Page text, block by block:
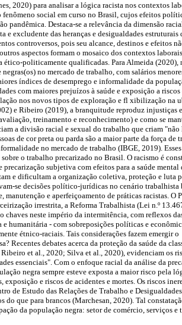
2020) para analisar a lógica racista nos contextos
fenômeno social em curso no Brasil, cujos efeitos
pandêmica. Destaca-se a relevância da dimensão
excludente das heranças e desigualdades estruturais
controversos, pois seu alcance, destinos e efeitos
aspectos formam o mosaico dos contextos
politicamente qualificadas. Para Almeida (2020),
no mercado de trabalho, com salários
índices de desemprego e informalidade da
com maiores prejuízos à saúde e exposição a riscos
nos novos tipos de exploração e fl xibilização na
e Ribeiro (2019), a branquitude reproduz injustiças e
treinamento e reconhecimento) e como se
a divisão racial e sexual do trabalho que criam "não
de cor preta ou parda são a maior parte da força de
no mercado de trabalho (IBGE, 2019).
o trabalho precarizado no Brasil. O racismo é
subjetiva com efeitos para a saúde mental
e dificultam a organização coletiva, proteção e luta
se decisões político-jurídicas no cenário trabalhista
e aperfeiçoamento de práticas racistas. O
irrestrita, a Reforma Trabalhista (Lei n.º
neste império da intermitência, com reflexos
humanitária - com sobreposições políticas e
étnico-raciais. Tais considerações fazem emergir o
Recentes debates acerca da proteção da saúde da
et al., 2020; Silva et al., 2020), evidenciam os
essenciais". Com o enfoque racial da análise da
negra sempre esteve exposta a maior risco pela
e riscos de acidentes e mortes. Os riscos
de Estudo das Relações de Trabalho e
do que para brancos (Marchesan, 2020). Tal
da população negra: setor de comércio, serviços e